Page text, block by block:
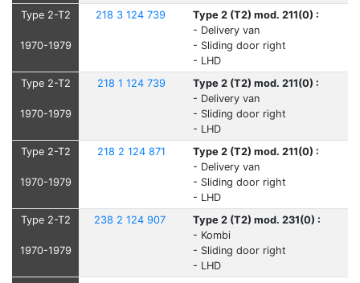
Type 2-T2
1970-1979
218 3 124 739
Type 2 (T2) mod. 211(0) :
- Delivery van
- Sliding door right
- LHD
Type 2-T2
1970-1979
218 1 124 739
Type 2 (T2) mod. 211(0) :
- Delivery van
- Sliding door right
- LHD
Type 2-T2
1970-1979
218 2 124 871
Type 2 (T2) mod. 211(0) :
- Delivery van
- Sliding door right
- LHD
Type 2-T2
1970-1979
238 2 124 907
Type 2 (T2) mod. 231(0) :
- Kombi
- Sliding door right
- LHD